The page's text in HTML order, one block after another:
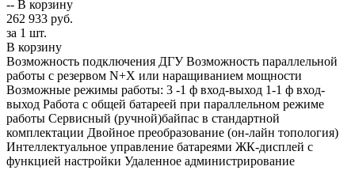
-- В корзину
262 933 руб.
за 1 шт.
В корзину
Возможность подключения ДГУ Возможность параллельной
работы с резервом N+X или наращиванием мощности
Возможные режимы работы: 3 -1 ф вход-выход 1-1 ф вход-
выход Работа с общей батареей при параллельном режиме
работы Сервисный (ручной)байпас в стандартной
комплектации Двойное преобразование (он-лайн топология)
Интеллектуальное управление батареями ЖК-дисплей с
функцией настройки Удаленное администрирование